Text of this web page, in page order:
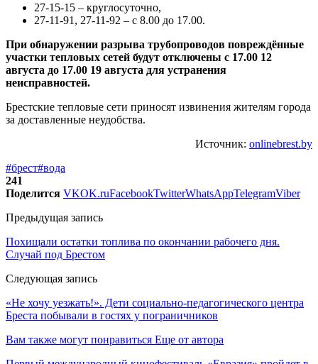
27-15-15 – круглосуточно,
27-11-91, 27-11-92 – с 8.00 до 17.00.
При обнаружении разрыва трубопроводов повреждённые
участки тепловых сетей будут отключены с 17.00 12
августа до 17.00 19 августа для устранения
неисправностей.
Брестские тепловые сети приносят извинения жителям города
за доставленные неудобства.
Источник: onlinebrest.by
#брест#вода
241
Поделится VKOK.ruFacebookTwitterWhatsAppTelegramViber
Предыдущая запись
Похищали остатки топлива по окончании рабочего дня.
Случай под Брестом
Следующая запись
«Не хочу уезжать!». Дети социально-педагогического центра
Бреста побывали в гостях у пограничников
Вам также могут понравиться Еще от автора